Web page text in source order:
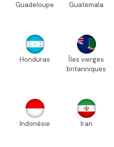
Guadeloupe Guatemala
Honduras
Îles vierges
britanniques
Indonésie Iran